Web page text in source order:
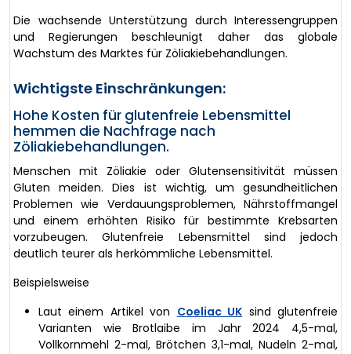
Die wachsende Unterstützung durch Interessengruppen
und Regierungen beschleunigt daher das globale
Wachstum des Marktes für Zöliakiebehandlungen.
Wichtigste Einschränkungen:
Hohe Kosten für glutenfreie Lebensmittel
hemmen die Nachfrage nach
Zöliakiebehandlungen.
Menschen mit Zöliakie oder Glutensensitivität müssen
Gluten meiden. Dies ist wichtig, um gesundheitlichen
Problemen wie Verdauungsproblemen, Nährstoffmangel
und einem erhöhten Risiko für bestimmte Krebsarten
vorzubeugen. Glutenfreie Lebensmittel sind jedoch
deutlich teurer als herkömmliche Lebensmittel.
Beispielsweise
Laut einem Artikel von Coeliac UK sind glutenfreie
Varianten wie Brotlaibe im Jahr 2024 4,5-mal,
Vollkornmehl 2-mal, Brötchen 3,1-mal, Nudeln 2-mal,